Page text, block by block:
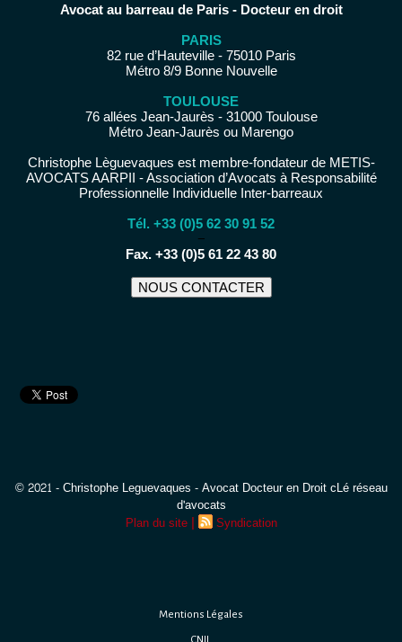
Avocat au barreau de Paris - Docteur en droit
PARIS
82 rue d’Hauteville - 75010 Paris
Métro 8/9 Bonne Nouvelle
TOULOUSE
76 allées Jean-Jaurès - 31000 Toulouse
Métro Jean-Jaurès ou Marengo
Christophe Lèguevaques est membre-fondateur de METIS-
AVOCATS AARPII - Association d’Avocats à Responsabilité
Professionnelle Individuelle Inter-barreaux
Tél. +33 (0)5 62 30 91 52
−
Fax. +33 (0)5 61 22 43 80
NOUS CONTACTER
© 2021 - Christophe Leguevaques - Avocat Docteur en Droit cLé réseau
d'avocats
Plan du site | Syndication
Mentions Légales